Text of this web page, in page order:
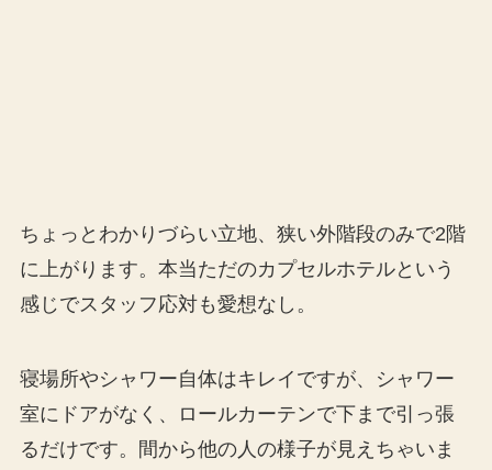
ちょっとわかりづらい立地、狭い外階段のみで2階
に上がります。本当ただのカプセルホテルという
感じでスタッフ応対も愛想なし。
寝場所やシャワー自体はキレイですが、シャワー
室にドアがなく、ロールカーテンで下まで引っ張
るだけです。間から他の人の様子が見えちゃいま